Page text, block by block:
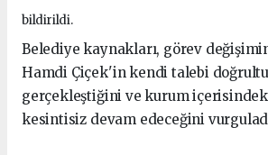
bildirildi.
Belediye kaynakları, görev
Hamdi Çiçek'in kendi talebi
gerçekleştiğini ve kurum
kesintisiz devam edeceğini